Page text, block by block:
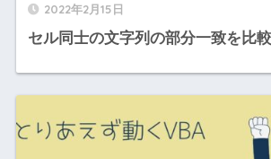
2022年2月15日
セル同士の文字列の部分一致を比